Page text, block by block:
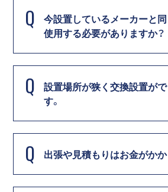
Q
今設置しているメーカーと
使用する必要がありますか？
Q
設置場所が狭く交換設置が
す。
Q 出張や見積もりはお金がか